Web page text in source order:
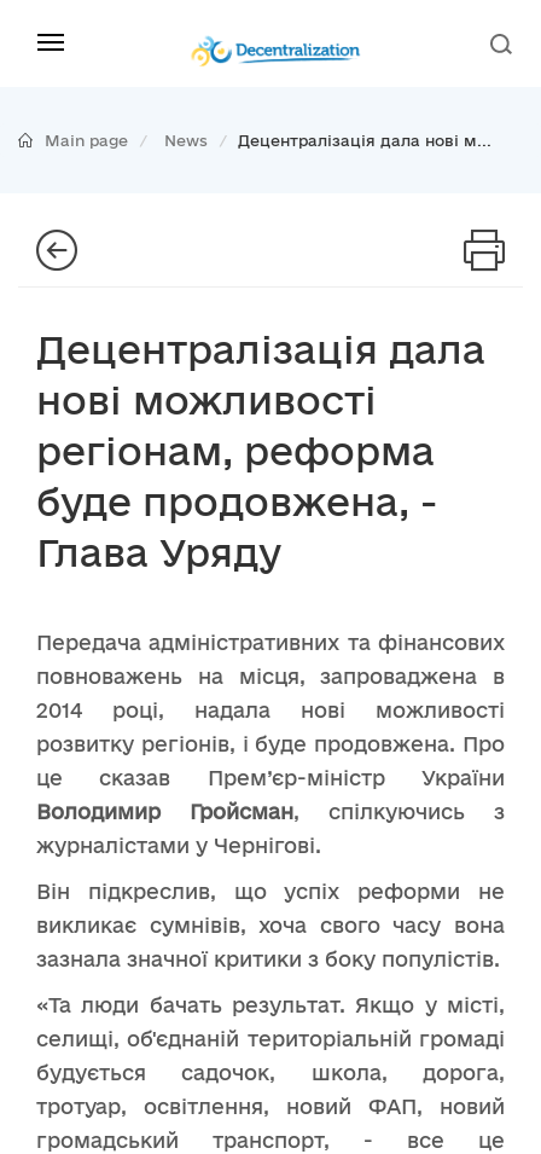
Main page News Децентралізація дала нові м...
Децентралізація дала
нові можливості
регіонам, реформа
буде продовжена, -
Глава Уряду
Передача адміністративних та фінансових
повноважень на місця, запроваджена в
2014 році, надала нові можливості
розвитку регіонів, і буде продовжена. Про
це сказав Прем’єр-міністр України
Володимир Гройсман, спілкуючись з
журналістами у Чернігові.
Він підкреслив, що успіх реформи не
викликає сумнівів, хоча свого часу вона
зазнала значної критики з боку популістів.
«Та люди бачать результат. Якщо у місті,
селищі, об'єднаній територіальній громаді
будується садочок, школа, дорога,
тротуар, освітлення, новий ФАП, новий
громадський транспорт, - все це